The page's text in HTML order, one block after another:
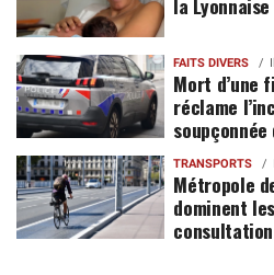
FAITS DIVERS
Mort d’une
réclame
TRANSPORTS
Métropole
dominent